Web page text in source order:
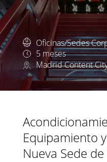
Oficinas/Sedes
5 meses
Madrid Content
Equipamiento
Nueva Sede